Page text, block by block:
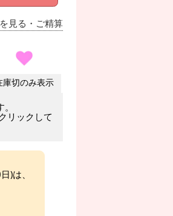
見る ・ご精算
庫切のみ表示
リックして
)は、